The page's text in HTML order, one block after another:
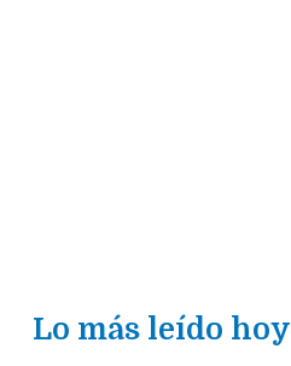
Lo más leído hoy